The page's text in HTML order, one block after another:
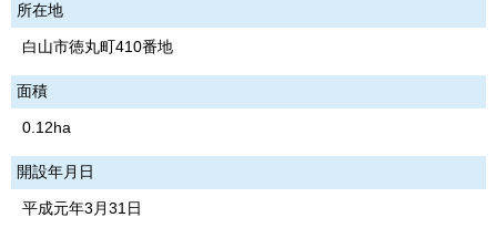
所在地
白山市徳丸町410番地
面積
0.12ha
開設年月日
平成元年3月31日